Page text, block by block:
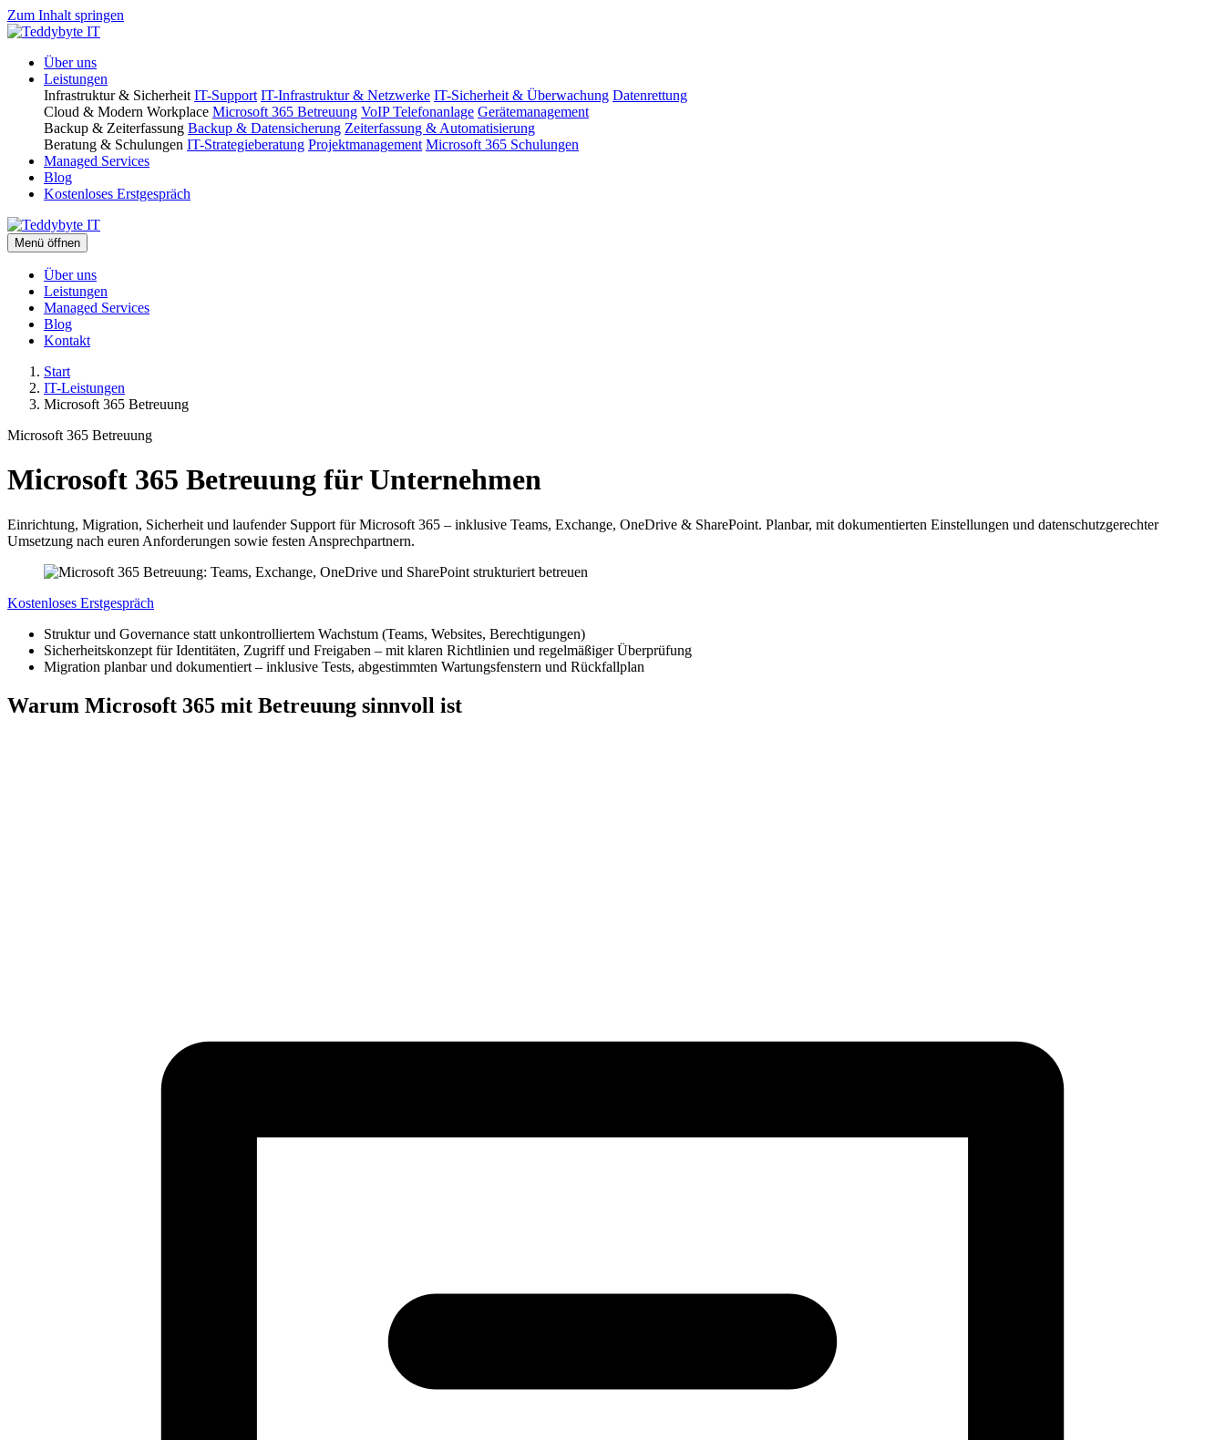
Zum Inhalt springen
Über uns
Leistungen
Infrastruktur & Sicherheit IT-Support IT-Infrastruktur & Netzwerke IT-Sicherheit & Überwachung Datenrettung
Cloud & Modern Workplace Microsoft 365 Betreuung VoIP Telefonanlage Gerätemanagement
Backup & Zeiterfassung Backup & Datensicherung Zeiterfassung & Automatisierung
Beratung & Schulungen IT-Strategieberatung Projektmanagement Microsoft 365 Schulungen
Managed Services
Blog
Kostenloses Erstgespräch
Menü öffnen
Über uns
Leistungen
Managed Services
Blog
Kontakt
Start
IT-Leistungen
Microsoft 365 Betreuung
Microsoft 365 Betreuung
Microsoft 365 Betreuung für Unternehmen
Einrichtung, Migration, Sicherheit und laufender Support für Microsoft 365 – inklusive Teams, Exchange, OneDrive & SharePoint. Planbar, mit dokumentierten Einstellungen und datenschutzgerechter
Umsetzung nach euren Anforderungen sowie festen Ansprechpartnern.
Kostenloses Erstgespräch
Struktur und Governance statt unkontrolliertem Wachstum (Teams, Websites, Berechtigungen)
Sicherheitskonzept für Identitäten, Zugriff und Freigaben – mit klaren Richtlinien und regelmäßiger Überprüfung
Migration planbar und dokumentiert – inklusive Tests, abgestimmten Wartungsfenstern und Rückfallplan
Warum Microsoft 365 mit Betreuung sinnvoll ist